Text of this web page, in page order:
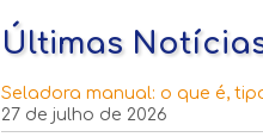
Últimas
Seladora manual: o que é,
27 de julho de 2026